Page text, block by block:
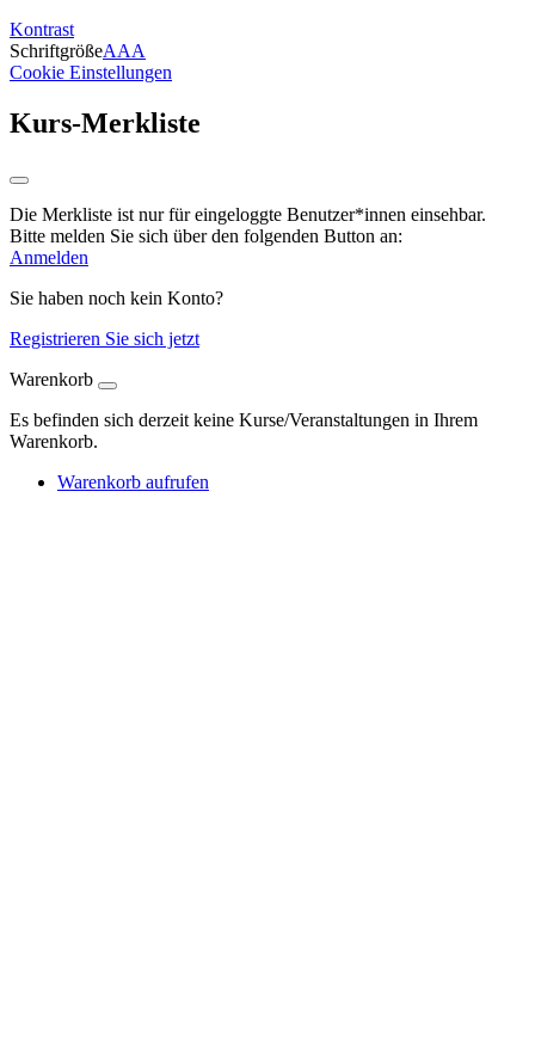
Kontrast
SchriftgrößeAAA
Cookie Einstellungen
Kurs-Merkliste
Die Merkliste ist nur für eingeloggte Benutzer*innen einsehbar.
Bitte melden Sie sich über den folgenden Button an:
Anmelden
Sie haben noch kein Konto?
Registrieren Sie sich jetzt
Warenkorb
Es befinden sich derzeit keine Kurse/Veranstaltungen in Ihrem
Warenkorb.
Warenkorb aufrufen